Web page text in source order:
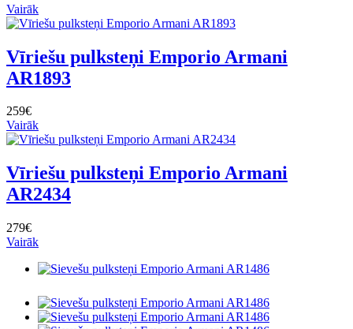
Vairāk
Vīriešu pulksteņi Emporio Armani
AR1893
259€
Vairāk
Vīriešu pulksteņi Emporio Armani
AR2434
279€
Vairāk